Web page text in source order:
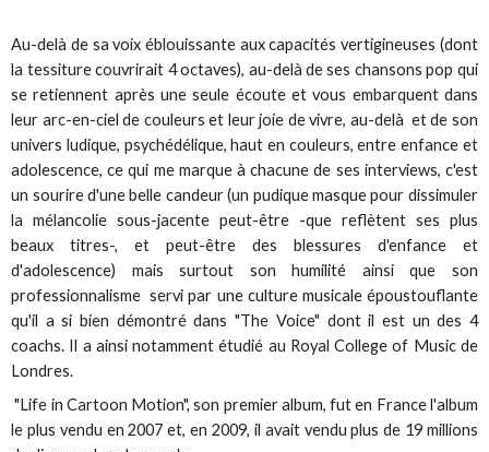
Au-delà de sa voix éblouissante aux capacités vertigineuses (dont
la tessiture couvrirait 4 octaves), au-delà de ses chansons pop qui
se retiennent après une seule écoute et vous embarquent dans
leur arc-en-ciel de couleurs et leur joie de vivre, au-delà et de son
univers ludique, psychédélique, haut en couleurs, entre enfance et
adolescence, ce qui me marque à chacune de ses interviews, c'est
un sourire d'une belle candeur (un pudique masque pour dissimuler
la mélancolie sous-jacente peut-être -que reflètent ses plus
beaux titres-, et peut-être des blessures d'enfance et
d'adolescence) mais surtout son humilité ainsi que son
professionnalisme servi par une culture musicale époustouflante
qu'il a si bien démontré dans "The Voice" dont il est un des 4
coachs. Il a ainsi notamment étudié au Royal College of Music de
Londres.
"Life in Cartoon Motion", son premier album, fut en France l'album
le plus vendu en 2007 et, en 2009, il avait vendu plus de 19 millions